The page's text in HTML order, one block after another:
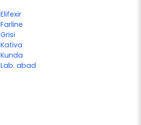
Elifexir
Farline
Grisi
Kativa
Kunda
Lab. abad